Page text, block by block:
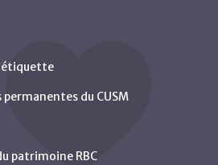
du CUSM
patrimoine RBC